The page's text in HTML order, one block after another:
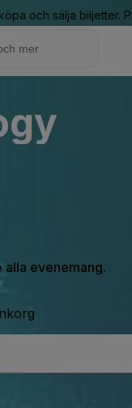
och sälja
alla evenemang.